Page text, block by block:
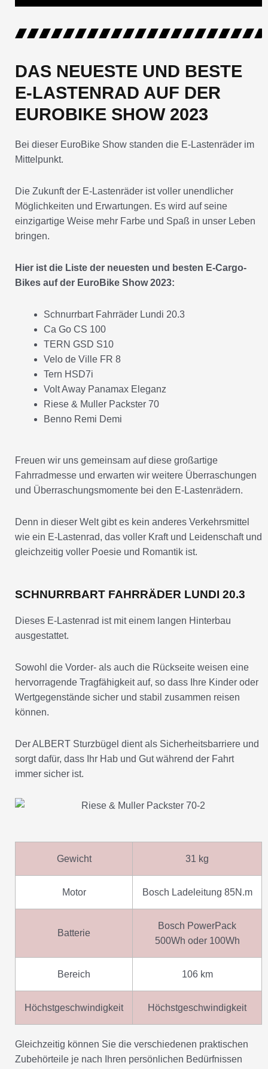
DAS NEUESTE UND BESTE
E-LASTENRAD AUF DER
EUROBIKE SHOW 2023
Bei dieser EuroBike Show standen die E-Lastenräder im
Mittelpunkt.
Die Zukunft der E-Lastenräder ist voller unendlicher
Möglichkeiten und Erwartungen. Es wird auf seine
einzigartige Weise mehr Farbe und Spaß in unser Leben
bringen.
Hier ist die Liste der neuesten und besten E-Cargo-
Bikes auf der EuroBike Show 2023:
Schnurrbart Fahrräder Lundi 20.3
Ca Go CS 100
TERN GSD S10
Velo de Ville FR 8
Tern HSD7i
Volt Away Panamax Eleganz
Riese & Muller Packster 70
Benno Remi Demi
Freuen wir uns gemeinsam auf diese großartige
Fahrradmesse und erwarten wir weitere Überraschungen
und Überraschungsmomente bei den E-Lastenrädern.
Denn in dieser Welt gibt es kein anderes Verkehrsmittel
wie ein E-Lastenrad, das voller Kraft und Leidenschaft und
gleichzeitig voller Poesie und Romantik ist.
SCHNURRBART FAHRRÄDER LUNDI 20.3
Dieses E-Lastenrad ist mit einem langen Hinterbau
ausgestattet.
Sowohl die Vorder- als auch die Rückseite weisen eine
hervorragende Tragfähigkeit auf, so dass Ihre Kinder oder
Wertgegenstände sicher und stabil zusammen reisen
können.
Der ALBERT Sturzbügel dient als Sicherheitsbarriere und
sorgt dafür, dass Ihr Hab und Gut während der Fahrt
immer sicher ist.
Gewicht 31 kg
Motor Bosch Ladeleitung 85N.m
Batterie
Bosch PowerPack
500Wh oder 100Wh
Bereich 106 km
Höchstgeschwindigkeit Höchstgeschwindigkeit
Gleichzeitig können Sie die verschiedenen praktischen
Zubehörteile je nach Ihren persönlichen Bedürfnissen